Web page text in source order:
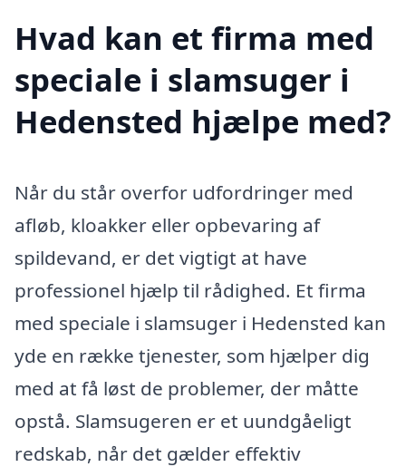
Hvad kan et firma med
speciale i slamsuger i
Hedensted hjælpe med?
Når du står overfor udfordringer med
afløb, kloakker eller opbevaring af
spildevand, er det vigtigt at have
professionel hjælp til rådighed. Et firma
med speciale i slamsuger i Hedensted kan
yde en række tjenester, som hjælper dig
med at få løst de problemer, der måtte
opstå. Slamsugeren er et uundgåeligt
redskab, når det gælder effektiv